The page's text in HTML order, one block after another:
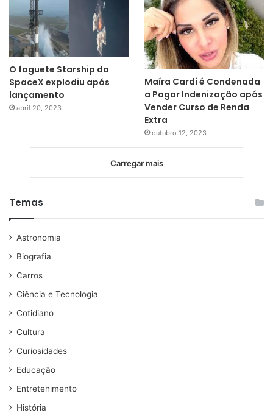
O foguete Starship da
SpaceX explodiu após
lançamento
abril 20, 2023
Maíra Cardi é Condenada
a Pagar Indenização após
Vender Curso de Renda
Extra
outubro 12, 2023
Carregar mais
Temas
Astronomia
Biografia
Carros
Ciência e Tecnologia
Cotidiano
Cultura
Curiosidades
Educação
Entretenimento
História